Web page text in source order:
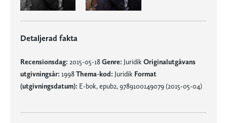
Detaljerad fakta
Recensionsdag: 2015-05-18Genre: Juridik Originalutgåvans
utgivningsår: 1998Thema-kod: Juridik Format
(utgivningsdatum): E-bok, epub2, 9789100149079 (2015-05-04)